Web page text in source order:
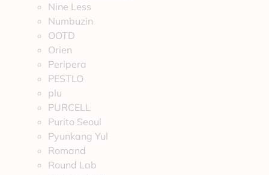
Nine Less
Numbuzin
OOTD
Orien
Peripera
PESTLO
plu
PURCELL
Purito Seoul
Pyunkang Yul
Romand
Round Lab